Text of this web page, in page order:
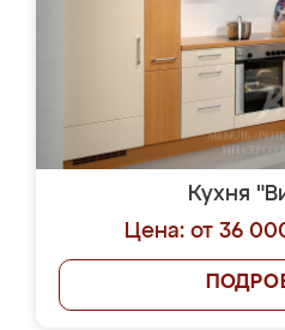
Кухня
Цена: от 36